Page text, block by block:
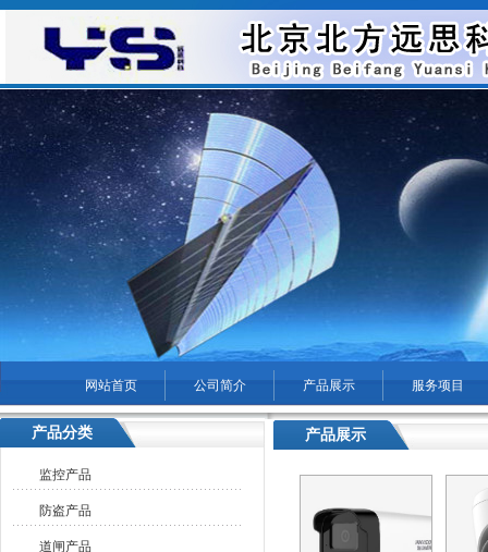
网站首页 公司简介 产品展示
服务项目
菜单名称
产品分类
监控产品
防盗产品
道闸产品
产品展示
您现在的位置：海淀区无